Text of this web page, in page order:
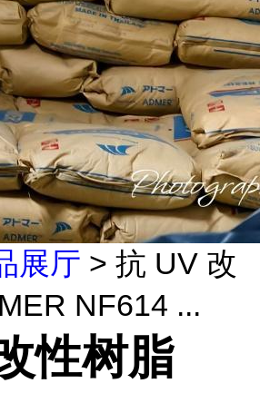
展厅 > 抗 UV 改
NF614 ...
性树脂